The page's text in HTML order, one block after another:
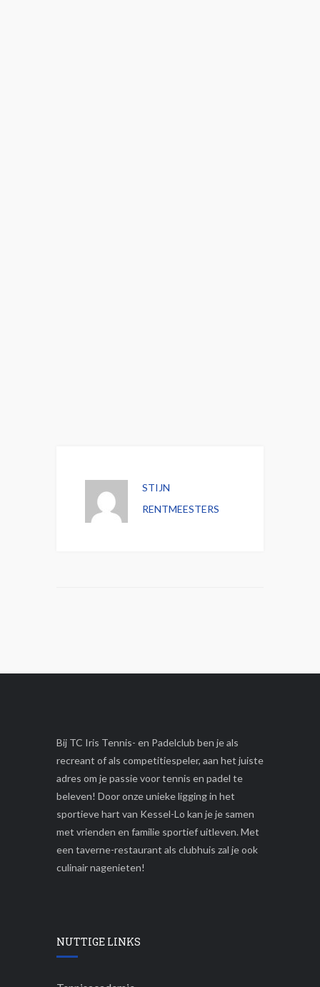
STIJN
RENTMEESTERS
Bij TC Iris Tennis- en Padelclub ben je als
recreant of als competitiespeler, aan het juiste
adres om je passie voor tennis en padel te
beleven! Door onze unieke ligging in het
sportieve hart van Kessel-Lo kan je je samen
met vrienden en familie sportief uitleven. Met
een taverne-restaurant als clubhuis zal je ook
culinair nagenieten!
NUTTIGE LINKS